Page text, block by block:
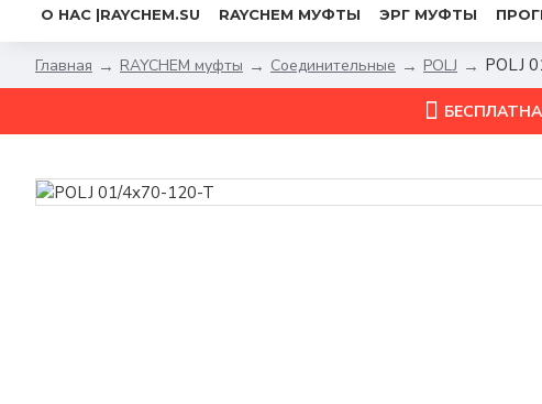
О НАС |RAYCHEM.SU RAYCHEM МУФТЫ ЭРГ МУФТЫ
Главная RAYCHEM муфты Соединительные POLJ POLJ